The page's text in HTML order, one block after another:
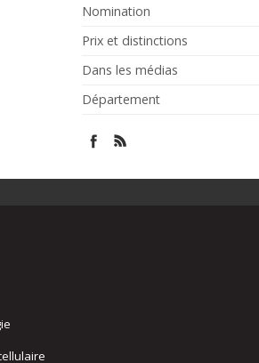
Nomination
Prix et distinctions
Dans les médias
Département